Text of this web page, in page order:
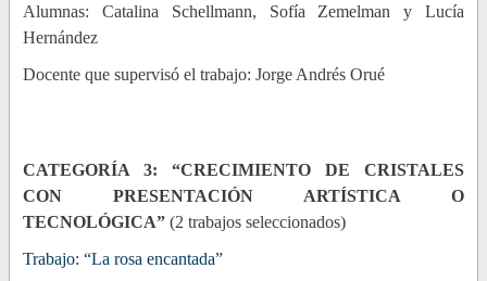
Alumnas: Catalina Schellmann, Sofía Zemelman y Lucía
Hernández
Docente que supervisó el trabajo: Jorge Andrés Orué
CATEGORÍA 3: “CRECIMIENTO DE CRISTALES
CON PRESENTACIÓN ARTÍSTICA O
TECNOLÓGICA” (2 trabajos seleccionados)
Trabajo: “La rosa encantada”